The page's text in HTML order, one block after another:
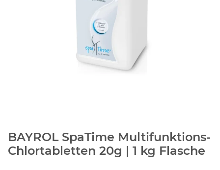
BAYROL SpaTime Multifunktions-
Chlortabletten 20g | 1 kg Flasche